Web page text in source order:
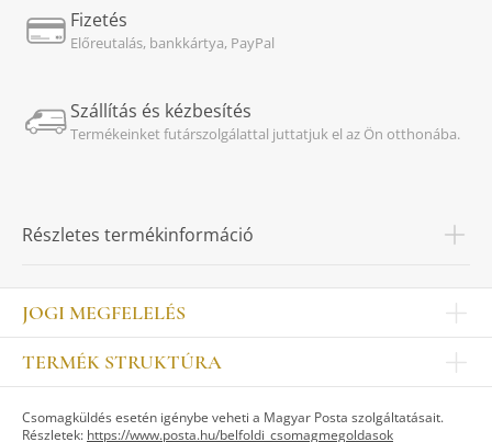
Fizetés
Előreutalás, bankkártya, PayPal
Szállítás és kézbesítés
Termékeinket futárszolgálattal juttatjuk el az Ön otthonába.
Részletes termékinformáció
JOGI MEGFELELÉS
Impresszum
Kapcsolat
Jogi nyilatkozat
TERMÉK STRUKTÚRA
ASZTALKULTÚRA
Csomagküldés esetén igénybe veheti a Magyar Posta szolgáltatásait.
Részletek: https://www.posta.hu/belfoldi_csomagmegoldasok